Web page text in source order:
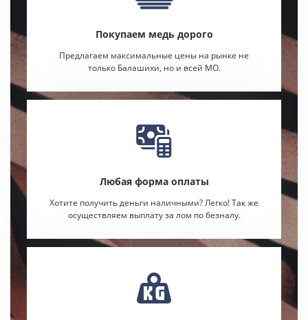
Покупаем медь дорого
Предлагаем максимальные цены на рынке не
только Балашихи, но и всей МО.
Любая форма оплаты
Хотите получить деньги наличными? Легко! Так же
осуществляем выплату за лом по безналу.